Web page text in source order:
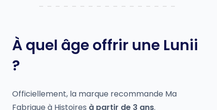
À quel âge offrir une Lunii
?
Officiellement, la marque recommande Ma
Fabrique à Histoires à partir de 3 ans.